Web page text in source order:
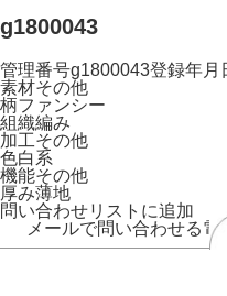
g1800043
管理番号g1800043登録年月
素材その他
柄ファンシー
組織編み
加工その他
色白系
機能その他
厚み薄地
問い合わせリストに追加
メールで問い合わせる電